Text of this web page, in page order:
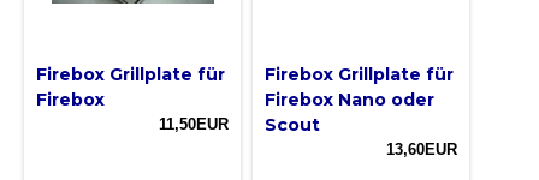
Firebox Grillplate für
Firebox
11,50EUR
Firebox Grillplate für
Firebox Nano oder
Scout
13,60EUR